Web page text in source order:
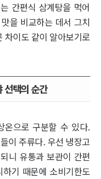
간편식 삼계탕을 먹어
을 비교하는 데서 그치
차이도 같이 알아보기로
선택의 순간
온으로 구분할 수 있다.
이 주류다. 우선 냉장고
니 유통과 보관이 간편
기 때문에 소비기한도